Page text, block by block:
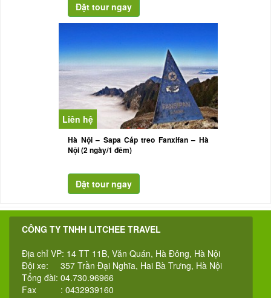
Liên hệ
Hà Nội – Sapa Cáp treo Fanxifan – Hà
Nội (2 ngày/1 đêm)
CÔNG TY TNHH LITCHEE TRAVEL
Địa chỉ VP: 14 TT 11B, Văn Quán, Hà Đông, Hà Nội
Đội xe: 357 Trần Đại Nghĩa, Hai Bà Trưng, Hà Nội
Tổng đài: 04.730.96966
Fax : 0432939160